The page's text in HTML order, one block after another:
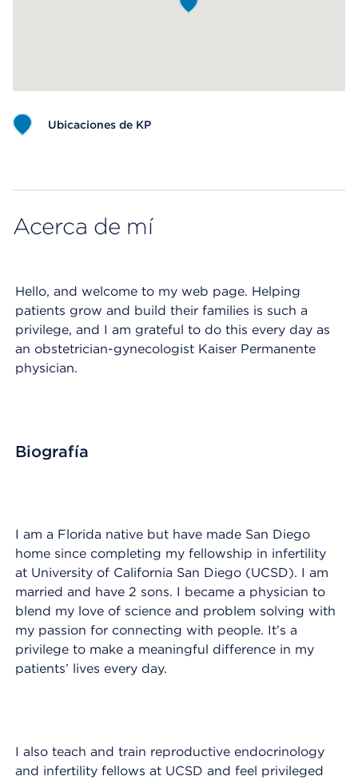
Ubicaciones de KP
Acerca de mí
Hello, and welcome to my web page. Helping
patients grow and build their families is such a
privilege, and I am grateful to do this every day as
an obstetrician-gynecologist Kaiser Permanente
physician.
Biografía
I am a Florida native but have made San Diego
home since completing my fellowship in infertility
at University of California San Diego (UCSD). I am
married and have 2 sons. I became a physician to
blend my love of science and problem solving with
my passion for connecting with people. It’s a
privilege to make a meaningful difference in my
patients’ lives every day.
I also teach and train reproductive endocrinology
and infertility fellows at UCSD and feel privileged